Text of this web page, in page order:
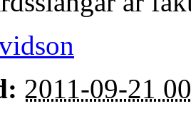
2011-09-21